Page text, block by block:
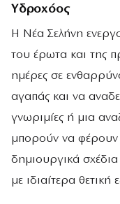
Υδροχόος
Η Νέα Σελήνη
του έρωτα και της
ημέρες σε
αγαπάς και να
γνωριμίες ή μια
μπορούν να φέρουν
δημιουργικά
με ιδιαίτερα θετική